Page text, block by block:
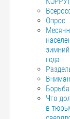
Опрос
года
Что
в